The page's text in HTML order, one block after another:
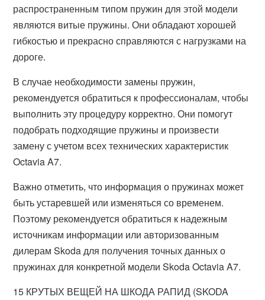
распространенным типом пружин для этой модели
являются витые пружины. Они обладают хорошей
гибкостью и прекрасно справляются с нагрузками на
дороге.
В случае необходимости замены пружин,
рекомендуется обратиться к профессионалам, чтобы
выполнить эту процедуру корректно. Они помогут
подобрать подходящие пружины и произвести
замену с учетом всех технических характеристик
Octavia A7.
Важно отметить, что информация о пружинах может
быть устаревшей или изменяться со временем.
Поэтому рекомендуется обратиться к надежным
источникам информации или авторизованным
дилерам Skoda для получения точных данных о
пружинах для конкретной модели Skoda Octavia A7.
15 КРУТЫХ ВЕЩЕЙ НА ШКОДА РАПИД (SKODA